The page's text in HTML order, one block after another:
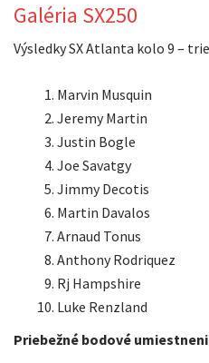
Galéria SX250
Výsledky SX Atlanta kolo 9 –
Marvin Musquin
Jeremy Martin
Justin Bogle
Joe Savatgy
Jimmy Decotis
Martin Davalos
Arnaud Tonus
Anthony Rodriquez
Rj Hampshire
Luke Renzland
Priebežné bodové